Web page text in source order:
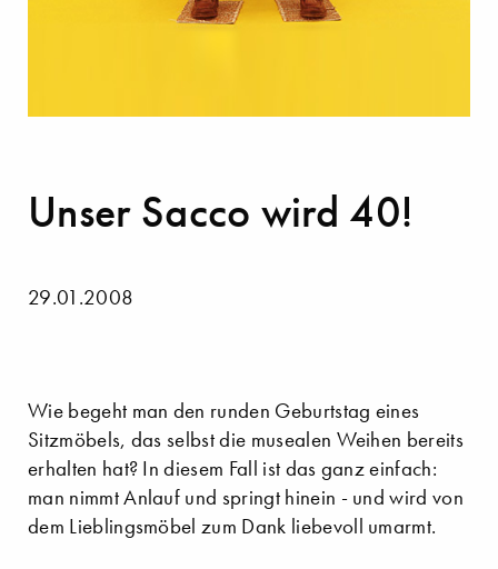
Unser Sacco wird 40!
29.01.2008
Wie begeht man den runden Geburtstag eines
Sitzmöbels, das selbst die musealen Weihen bereits
erhalten hat? In diesem Fall ist das ganz einfach:
man nimmt Anlauf und springt hinein - und wird von
dem Lieblingsmöbel zum Dank liebevoll umarmt.